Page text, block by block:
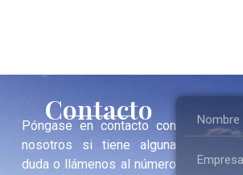
Contacto
Póngase en contacto con
nosotros si tiene alguna
duda o llámenos al número